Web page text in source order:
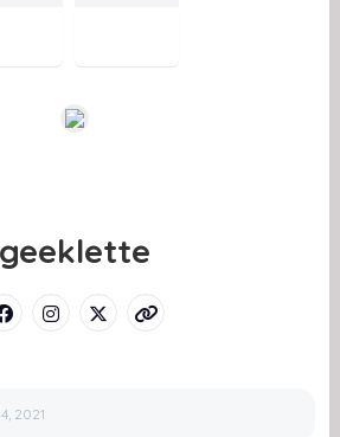
geeklette
2021